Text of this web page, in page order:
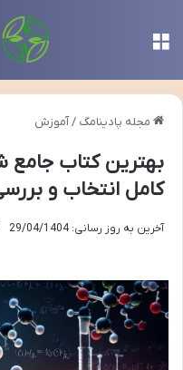
مجله پادینامگ /آموزش
بهترین کتاب جامع
کامل انتخاب و
آخرین به روز رسانی: 29/04/1404